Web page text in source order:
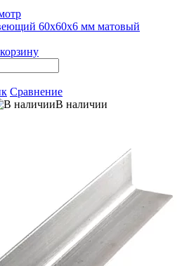
60х60х6 мм матовый
Сравнение
В наличии